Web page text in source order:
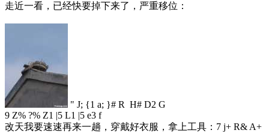
走近一看，已经快要掉下来了，严重移位：
" J; {1 a; }# R H# D2 G
9 Z% ?% Z1 |5 L1 |5 e3 f
改天我要速速再来一趟，穿戴好衣服，拿上工具： 7 j+ R& A+